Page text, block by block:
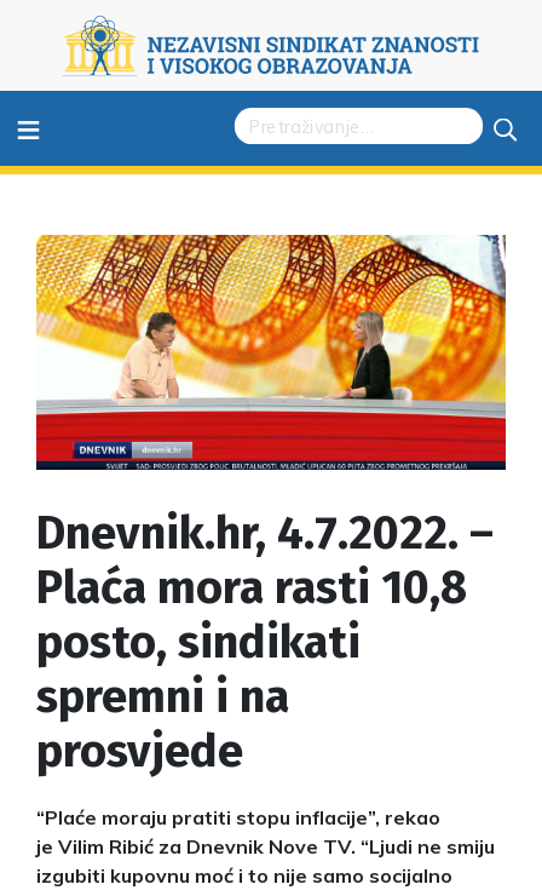
≡
Dnevnik.hr, 4.7.2022. –
Plaća mora rasti 10,8
posto, sindikati
spremni i na
prosvjede
“Plaće moraju pratiti stopu inflacije”, rekao
je Vilim Ribić za Dnevnik Nove TV. “Ljudi ne smiju
izgubiti kupovnu moć i to nije samo socijalno